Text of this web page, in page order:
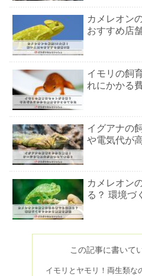
カメレオン
おすすめ店
イモリの飼
れにかかる
イグアナの
や電気代が
カメレオン
る？ 環境づ
イモリの水
イズのおす
この記事に書いて
イモリとヤモリ！両生類な